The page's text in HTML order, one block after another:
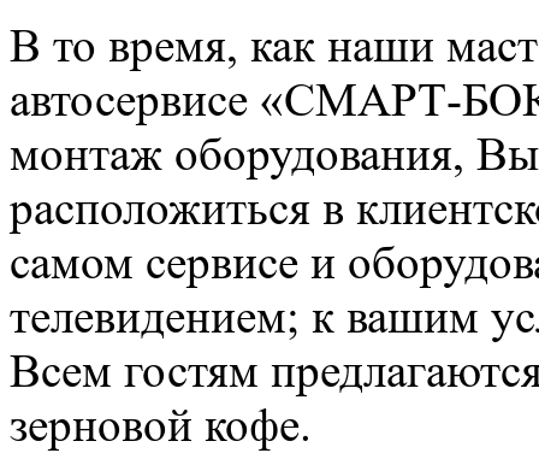
В то время, как наши
автосервисе «СМАРТ-
монтаж оборудования,
расположиться в
самом сервисе и
телевидением; к вашим
Всем гостям
зерновой кофе.